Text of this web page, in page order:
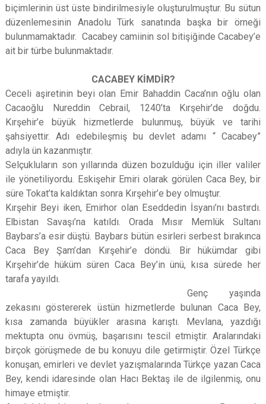
biçimlerinin üst üste bindirilmesiyle oluşturulmuştur. Bu sütun
düzenlemesinin Anadolu Türk sanatında başka bir örneği
bulunmamaktadır. Cacabey camiinin sol bitişiğinde Cacabey’e
ait bir türbe bulunmaktadır.
CACABEY KİMDİR?
Ceceli aşiretinin beyi olan Emir Bahaddin Caca’nın oğlu olan
Cacaoğlu Nureddin Cebrail, 1240’ta Kırşehir’de doğdu.
Kırşehir’e büyük hizmetlerde bulunmuş, büyük ve tarihi
şahsiyettir. Adı edebileşmiş bu devlet adamı “ Cacabey”
adıyla ün kazanmıştır.
Selçukluların son yıllarında düzen bozulduğu için iller valiler
ile yönetiliyordu. Eskişehir Emiri olarak görülen Caca Bey, bir
süre Tokat’ta kaldıktan sonra Kırşehir’e bey olmuştur.
Kırşehir Beyi iken, Emirhor olan Eseddedin İsyanı’nı bastırdı.
Elbistan Savaşı’na katıldı. Orada Mısır Memlük Sultanı
Baybars’a esir düştü. Baybars bütün esirleri serbest bırakınca
Caca Bey Şam’dan Kırşehir’e döndü. Bir hükümdar gibi
Kırşehir’de hüküm süren Caca Bey’in ünü, kısa sürede her
tarafa yayıldı.
Genç yaşında
zekasını göstererek üstün hizmetlerde bulunan Caca Bey,
kısa zamanda büyükler arasına karıştı. Mevlana, yazdığı
mektupta onu övmüş, başarısını tescil etmiştir. Aralarındaki
birçok görüşmede de bu konuyu dile getirmiştir. Özel Türkçe
konuşan, emirleri ve devlet yazışmalarında Türkçe yazan Caca
Bey, kendi idaresinde olan Hacı Bektaş ile de ilgilenmiş, onu
himaye etmiştir.